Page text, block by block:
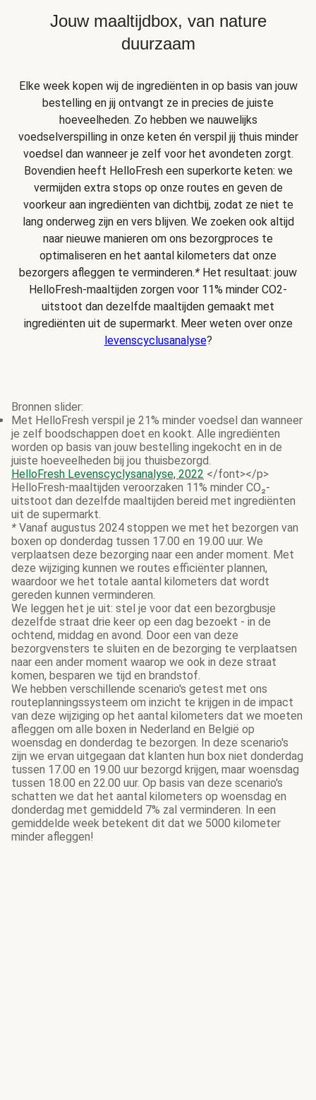
Jouw maaltijdbox, van nature
duurzaam
Elke week kopen wij de ingrediënten in op basis van jouw
bestelling en jij ontvangt ze in precies de juiste
hoeveelheden. Zo hebben we nauwelijks
voedselverspilling in onze keten én verspil jij thuis minder
voedsel dan wanneer je zelf voor het avondeten zorgt.
Bovendien heeft HelloFresh een superkorte keten: we
vermijden extra stops op onze routes en geven de
voorkeur aan ingrediënten van dichtbij, zodat ze niet te
lang onderweg zijn en vers blijven. We zoeken ook altijd
naar nieuwe manieren om ons bezorgproces te
optimaliseren en het aantal kilometers dat onze
bezorgers afleggen te verminderen.* Het resultaat: jouw
HelloFresh-maaltijden zorgen voor 11% minder CO2-
uitstoot dan dezelfde maaltijden gemaakt met
ingrediënten uit de supermarkt. Meer weten over onze
levenscyclusanalyse?
Bronnen slider:
Met HelloFresh verspil je 21% minder voedsel dan wanneer
je zelf boodschappen doet en kookt. Alle ingrediënten
worden op basis van jouw bestelling ingekocht en in de
juiste hoeveelheden bij jou thuisbezorgd.
HelloFresh Levenscyclysanalyse, 2022 </font></p>
HelloFresh-maaltijden veroorzaken 11% minder CO₂-
uitstoot dan dezelfde maaltijden bereid met ingrediënten
uit de supermarkt.
* Vanaf augustus 2024 stoppen we met het bezorgen van
boxen op donderdag tussen 17.00 en 19.00 uur. We
verplaatsen deze bezorging naar een ander moment. Met
deze wijziging kunnen we routes efficiënter plannen,
waardoor we het totale aantal kilometers dat wordt
gereden kunnen verminderen.
We leggen het je uit: stel je voor dat een bezorgbusje
dezelfde straat drie keer op een dag bezoekt - in de
ochtend, middag en avond. Door een van deze
bezorgvensters te sluiten en de bezorging te verplaatsen
naar een ander moment waarop we ook in deze straat
komen, besparen we tijd en brandstof.
We hebben verschillende scenario's getest met ons
routeplanningssysteem om inzicht te krijgen in de impact
van deze wijziging op het aantal kilometers dat we moeten
afleggen om alle boxen in Nederland en België op
woensdag en donderdag te bezorgen. In deze scenario's
zijn we ervan uitgegaan dat klanten hun box niet donderdag
tussen 17.00 en 19.00 uur bezorgd krijgen, maar woensdag
tussen 18.00 en 22.00 uur. Op basis van deze scenario's
schatten we dat het aantal kilometers op woensdag en
donderdag met gemiddeld 7% zal verminderen. In een
gemiddelde week betekent dit dat we 5000 kilometer
minder afleggen!